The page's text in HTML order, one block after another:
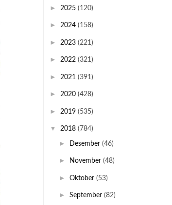
► 2025 (120)
► 2024 (158)
► 2023 (221)
► 2022 (321)
► 2021 (391)
► 2020 (428)
► 2019 (535)
▼ 2018 (784)
► Desember (46)
► November (48)
► Oktober (53)
► September (82)